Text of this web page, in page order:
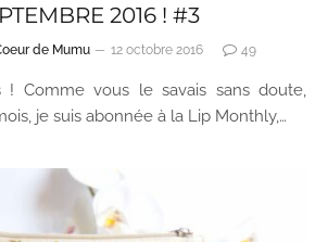
2016 ! #3
de Mumu 12 octobre 2016 49
! Comme vous le savais sans doute,
je suis abonnée à la Lip Monthly,…